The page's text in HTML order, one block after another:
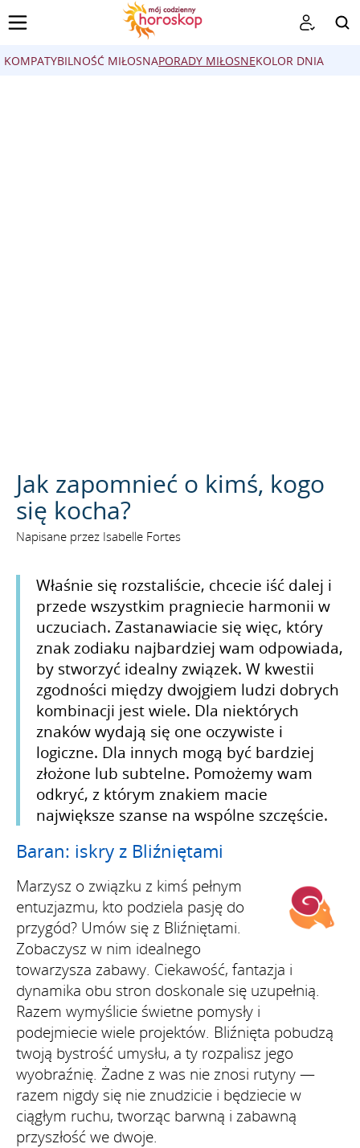
KOMPATYBILNOŚĆ MIŁOSNAPORADY MIŁOSNEKOLOR DNIA
Jak zapomnieć o kimś, kogo
się kocha?
Napisane przez Isabelle Fortes
Właśnie się rozstaliście, chcecie iść dalej i
przede wszystkim pragniecie harmonii w
uczuciach. Zastanawiacie się więc, który
znak zodiaku najbardziej wam odpowiada,
by stworzyć idealny związek. W kwestii
zgodności między dwojgiem ludzi dobrych
kombinacji jest wiele. Dla niektórych
znaków wydają się one oczywiste i
logiczne. Dla innych mogą być bardziej
złożone lub subtelne. Pomożemy wam
odkryć, z którym znakiem macie
największe szanse na wspólne szczęście.
Baran: iskry z Bliźniętami
Marzysz o związku z kimś pełnym
entuzjazmu, kto podziela pasję do
przygód? Umów się z Bliźniętami.
Zobaczysz w nim idealnego
towarzysza zabawy. Ciekawość, fantazja i
dynamika obu stron doskonale się uzupełnią.
Razem wymyślicie świetne pomysły i
podejmiecie wiele projektów. Bliźnięta pobudzą
twoją bystrość umysłu, a ty rozpalisz jego
wyobraźnię. Żadne z was nie znosi rutyny —
razem nigdy się nie znudzicie i będziecie w
ciągłym ruchu, tworząc barwną i zabawną
przyszłość we dwoje.